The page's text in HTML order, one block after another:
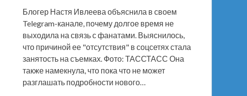
Блогер Настя Ивлеева объяснила в своем
Telegram-канале, почему долгое время не
выходила на связь с фанатами. Выяснилось,
что причиной ее "отсутствия" в соцсетях стала
занятость на съемках. Фото: ТАССТАСС Она
также намекнула, что пока что не может
разглашать подробности нового…